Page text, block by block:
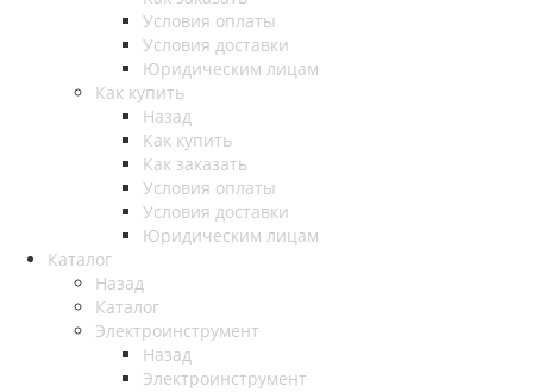
Условия оплаты
Условия доставки
Юридическим лицам
Как купить
Назад
Как купить
Как заказать
Условия оплаты
Условия доставки
Юридическим лицам
Каталог
Назад
Каталог
Электроинструмент
Назад
Электроинструмент